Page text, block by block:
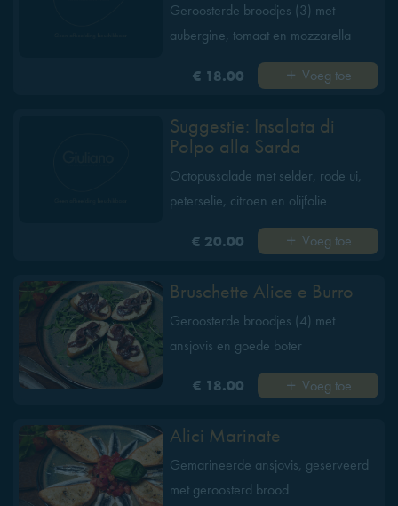
Geroosterde broodjes (3) met
aubergine, tomaat en mozzarella
€ 18.00 Voeg toe
Suggestie: Insalata di
Polpo alla Sarda
Octopussalade met selder, rode ui,
peterselie, citroen en olijfolie
€ 20.00 Voeg toe
Bruschette Alice e Burro
Geroosterde broodjes (4) met
ansjovis en goede boter
€ 18.00 Voeg toe
Alici Marinate
Gemarineerde ansjovis, geserveerd
met geroosterd brood